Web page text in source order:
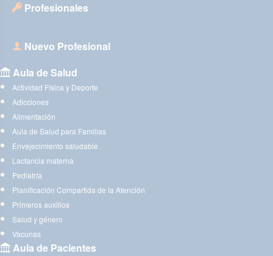
Profesionales
Nuevo Profesional
Aula de Salud
Actividad Física y Deporte
Adicciones
Alimentación
Aula de Salud para Familias
Envejecimiento saludable
Lactancia materna
Pediatría
Planificación Compartida de la Atención
Primeros auxilios
Salud y género
Vacunas
Aula de Pacientes